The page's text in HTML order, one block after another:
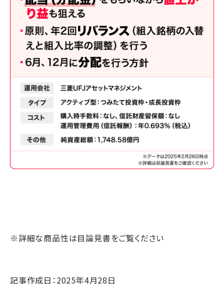
※詳細な商品性は目論見書をご覧ください
記事作成日：2025年4月28日